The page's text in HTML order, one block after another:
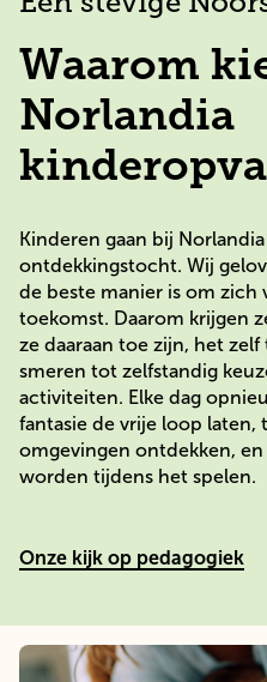
Waarom
Norlandia
Kinderen gaan bij
ontdekkingstocht. Wij
de beste manier is om
toekomst. Daarom krijgen
ze daaraan toe zijn, het
smeren tot zelfstandig
activiteiten. Elke dag
fantasie de vrije loop laten,
omgevingen ontdekken,
worden tijdens het spelen.
Onze kijk op pedagogiek